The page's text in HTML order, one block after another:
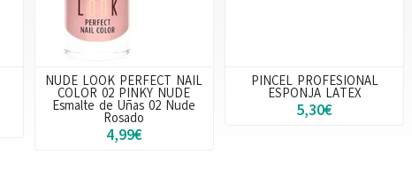
NUDE LOOK PERFECT NAIL
COLOR 02 PINKY NUDE
Esmalte de Uñas 02 Nude
Rosado
4,99€
PINCEL PROFESIONAL
ESPONJA LATEX
5,30€